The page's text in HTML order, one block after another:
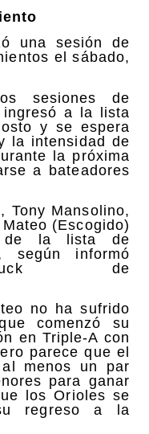
una sesión de
el sábado,
sesiones de
ingresó a la lista
y se espera
la intensidad de
la próxima
a bateadores
Tony Mansolino,
(Escogido)
de la lista de
según informó
de
no ha sufrido
comenzó su
en Triple-A con
parece que el
menos un par
para ganar
los Orioles se
regreso a la